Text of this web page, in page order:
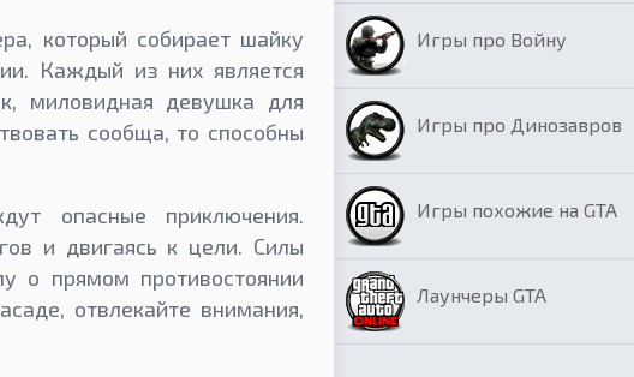
который собирает шайку
Каждый из них является
миловидная девушка для
сообща, то способны
опасные приключения.
и двигаясь к цели. Силы
о прямом противостоянии
отвлекайте внимания,
Игры про Войну
Игры про Динозавров
Игры похожие на GTA
Лаунчеры GTA